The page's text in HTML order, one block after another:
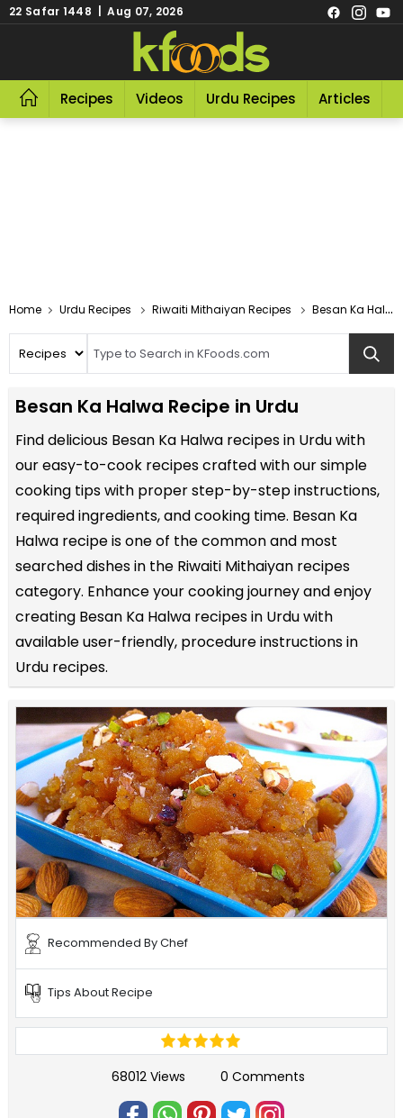
22 Safar 1448 | Aug 07, 2026
Recipes Videos Urdu Recipes Articles
Home Urdu Recipes Riwaiti Mithaiyan Recipes Besan Ka Halwa Recipe In Urdu
Besan Ka Halwa Recipe in Urdu
Find delicious Besan Ka Halwa recipes in Urdu with
our easy-to-cook recipes crafted with our simple
cooking tips with proper step-by-step instructions,
required ingredients, and cooking time. Besan Ka
Halwa recipe is one of the common and most
searched dishes in the Riwaiti Mithaiyan recipes
category. Enhance your cooking journey and enjoy
creating Besan Ka Halwa recipes in Urdu with
available user-friendly, procedure instructions in
Urdu recipes.
Recommended By Chef
Tips About Recipe
68012 Views 0 Comments